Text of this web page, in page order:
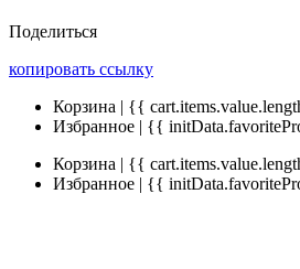
Поделиться
копировать ссылку
Корзина | {{
Избранное | {{
Корзина | {{
Избранное | {{